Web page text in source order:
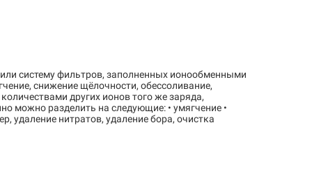
систему фильтров, заполненных ионообменными
снижение щёлочности, обессоливание,
других ионов того же заряда,
можно разделить на следующие: • умягчение •
удаление нитратов, удаление бора, очистка